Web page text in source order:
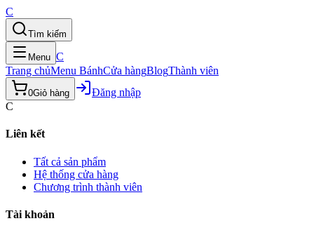
C
Tìm kiếm
Menu C
Trang chủMenu BánhCửa hàngBlogThành viên
0Giỏ hàng
Đăng nhập
C
Liên kết
Tất cả sản phẩm
Hệ thống cửa hàng
Chương trình thành viên
Tài khoản